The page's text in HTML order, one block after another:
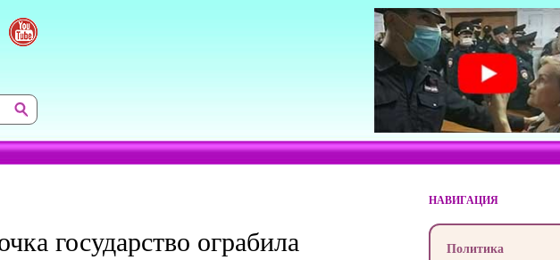
государство ограбила
НАВИГАЦИЯ
Политика